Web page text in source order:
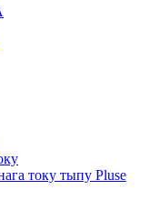
току тыпу Pluse